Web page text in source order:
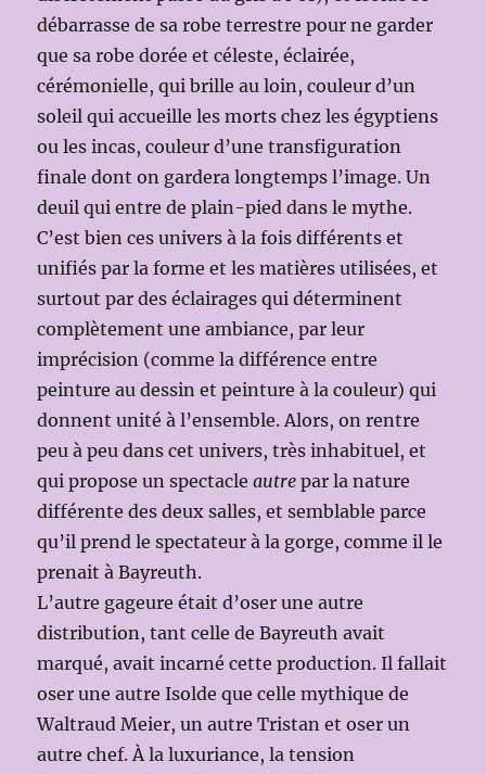
débarrasse de sa robe terrestre pour ne garder
que sa robe dorée et céleste, éclairée,
cérémonielle, qui brille au loin, couleur d’un
soleil qui accueille les morts chez les égyptiens
ou les incas, couleur d’une transfiguration
finale dont on gardera longtemps l’image. Un
deuil qui entre de plain-pied dans le mythe.
C’est bien ces univers à la fois différents et
unifiés par la forme et les matières utilisées, et
surtout par des éclairages qui déterminent
complètement une ambiance, par leur
imprécision (comme la différence entre
peinture au dessin et peinture à la couleur) qui
donnent unité à l’ensemble. Alors, on rentre
peu à peu dans cet univers, très inhabituel, et
qui propose un spectacleautre par la nature
différente des deux salles, et semblable parce
qu’il prend le spectateur à la gorge, comme il le
prenait à Bayreuth.
L’autre gageure était d’oser une autre
distribution, tant celle de Bayreuth avait
marqué, avait incarné cette production. Il fallait
oser une autre Isolde que celle mythique de
Waltraud Meier, un autre Tristan et oser un
autre chef. À la luxuriance, la tension